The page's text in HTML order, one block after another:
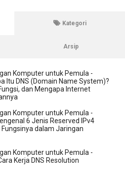
Kategori
Arsip
Komputer untuk Pemula -
Itu DNS (Domain Name System)?
dan Mengapa Internet
Komputer untuk Pemula -
6 Jenis Reserved IPv4
dalam Jaringan
Komputer untuk Pemula -
Kerja DNS Resolution